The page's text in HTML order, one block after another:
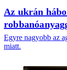
Az ukrán
Egyre nagyobb az
miatt.